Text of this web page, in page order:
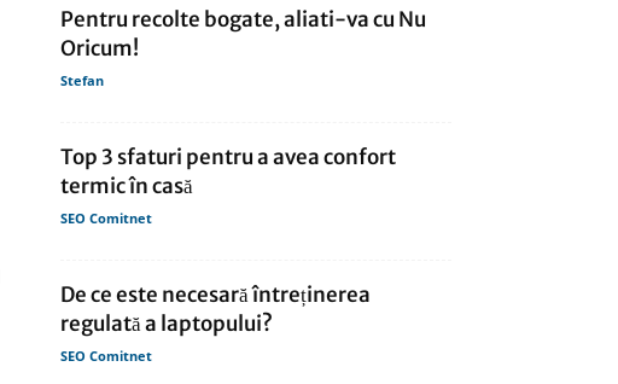
Pentru recolte bogate, aliati-va cu Nu
Oricum!
Stefan
Top 3 sfaturi pentru a avea confort
termic în casă
SEO Comitnet
De ce este necesară întreținerea
regulată a laptopului?
SEO Comitnet